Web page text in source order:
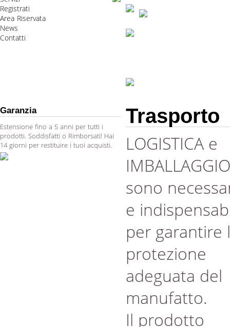
Registrati
Area Riservata
News
Contatti
Garanzia
Estensione fino a 5 anni per tutti i
prodotti. Soddisfatti o Rimborsati! Hai
14 giorni per restituire i tuoi acquisti.
Trasporto
LOGISTICA e
IMBALLAGGIO
sono
e
per garantire
protezione
adeguata del
manufatto.
Il prodotto